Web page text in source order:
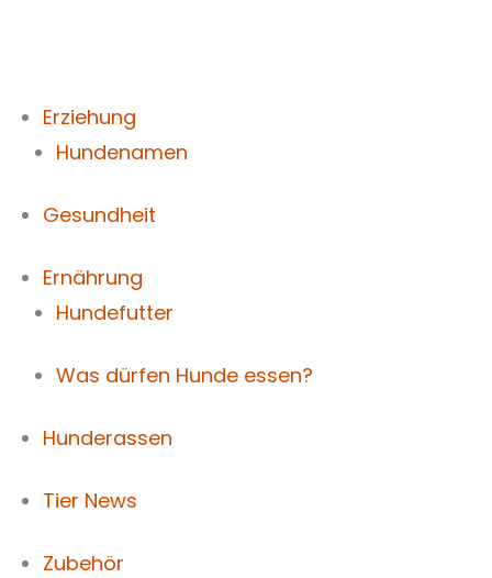
Erziehung
Hundenamen
Gesundheit
Ernährung
Hundefutter
Was dürfen Hunde essen?
Hunderassen
Tier News
Zubehör